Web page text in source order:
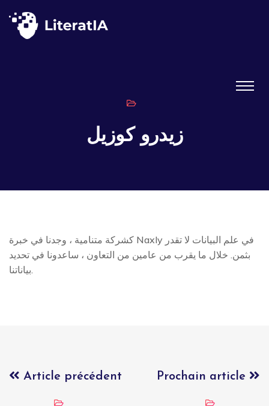
زيدرو كوزيل
كشركة متنامية ، وجدنا في خبرة Naxly في علم البيانات لا تقدر
بثمن. خلال ما يقرب من عامين من التعاون ، ساعدونا في تحديد
بياناتنا.
Article précédent Prochain article